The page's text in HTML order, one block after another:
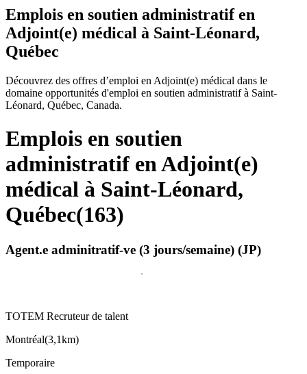
Emplois en soutien administratif en
Adjoint(e) médical à Saint-Léonard,
Québec
Découvrez des offres d’emploi en Adjoint(e) médical dans le
domaine opportunités d'emploi en soutien administratif à Saint-
Léonard, Québec, Canada.
Emplois en soutien
administratif en Adjoint(e)
médical à Saint-Léonard,
Québec(163)
Agent.e adminitratif-ve (3 jours/semaine) (JP)
TOTEM Recruteur de talent
Montréal(3,1km)
Temporaire